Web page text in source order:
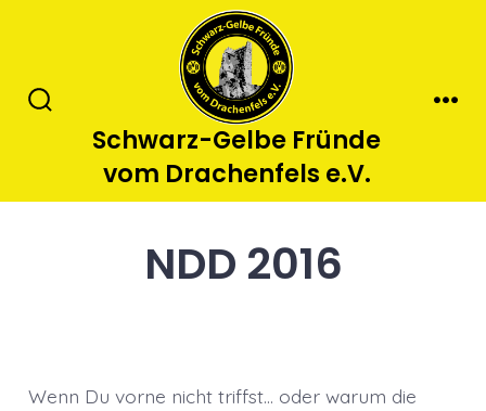
springen
ein-/ausblenden
Schwarz-Gelbe Fründe
vom Drachenfels e.V.
NDD 2016
Wenn Du vorne nicht triffst… oder warum die